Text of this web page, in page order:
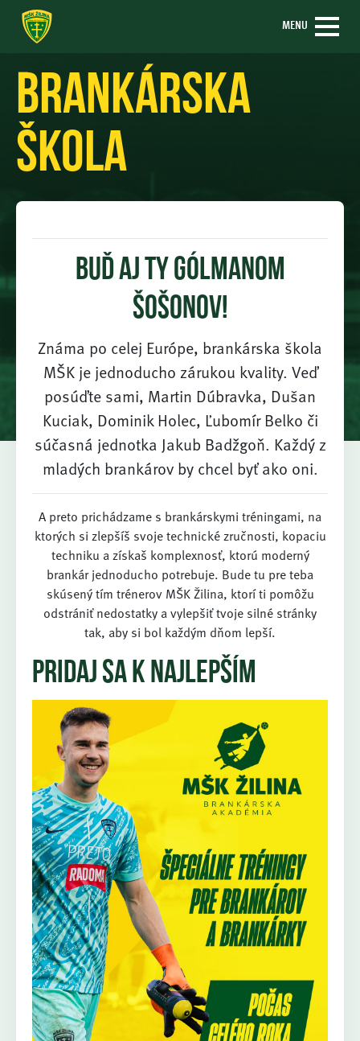
MENU
Brankárska
škola
Buď aj ty gólmanom
Šošonov!
Známa po celej Európe, brankárska škola
MŠK je jednoducho zárukou kvality. Veď
posúďte sami, Martin Dúbravka, Dušan
Kuciak, Dominik Holec, Ľubomír Belko či
súčasná jednotka Jakub Badžgoň. Každý z
mladých brankárov by chcel byť ako oni.
A preto prichádzame s brankárskymi tréningami, na
ktorých si zlepšíš svoje technické zručnosti, kopaciu
techniku a získaš komplexnosť, ktorú moderný
brankár jednoducho potrebuje. Bude tu pre teba
skúsený tím trénerov MŠK Žilina, ktorí ti pomôžu
odstrániť nedostatky a vylepšiť tvoje silné stránky
tak, aby si bol každým dňom lepší.
Pridaj sa k najlepším